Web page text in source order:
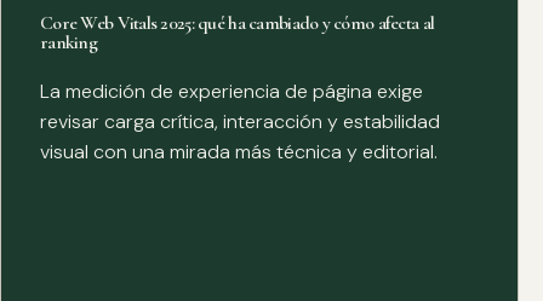
Core Web Vitals 2025: qué ha cambiado y cómo afecta al
ranking
La medición de experiencia de página exige
revisar carga crítica, interacción y estabilidad
visual con una mirada más técnica y editorial.